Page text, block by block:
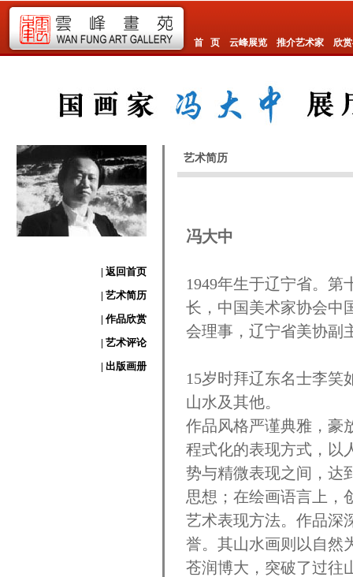
首 页 云峰展览 推介艺术家 欣
| 返回首页
| 艺术简历
| 作品欣赏
| 艺术评论
| 出版画册
艺术简历
冯大中
1949年生于辽宁省。第
长， 中国美术家协会中
会理事，辽宁省美协副
15岁时拜辽东名士李笑
山水及其他。
作品风格严谨典雅，豪
程式化的表现方式，以
势与精微表现之间，达
思想；在绘画语言上，
艺术表现方法。作品深
誉。其山水画则以自然
苍润博大，突破了过往